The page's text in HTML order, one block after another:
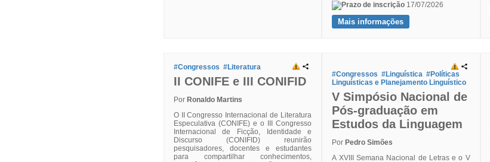
17/07/2026
Mais informações
#Congressos #Literatura
II CONIFE e III CONIFID
Por Ronaldo Martins
O II Congresso Internacional de Literatura
Especulativa (CONIFE) e o III Congresso
Internacional de Ficção, Identidade e
Discurso (CONIFID) reunirão
pesquisadores, docentes e estudantes
para compartilhar conhecimentos,
#Congressos #Linguística #Políticas
Linguísticas e Planejamento Linguístico
V Simpósio Nacional de
Pós-graduação em
Estudos da Linguagem
Por Pedro Simões
A XVIII Semana Nacional de Letras e o V